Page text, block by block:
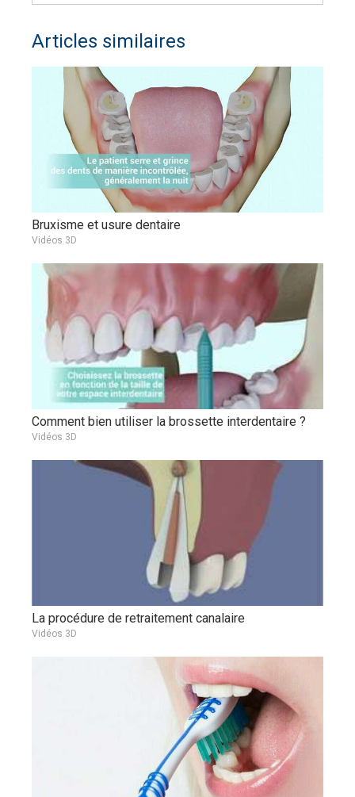
Articles similaires
Bruxisme et usure dentaire
Vidéos 3D
Comment bien utiliser la brossette interdentaire ?
Vidéos 3D
La procédure de retraitement canalaire
Vidéos 3D